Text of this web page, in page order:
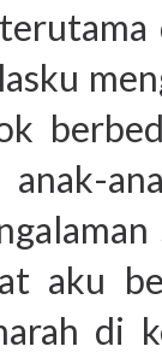
aku
di